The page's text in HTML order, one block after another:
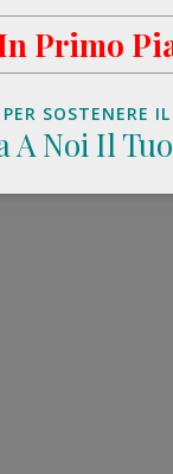
Primo
SOSTENERE
A Noi Il